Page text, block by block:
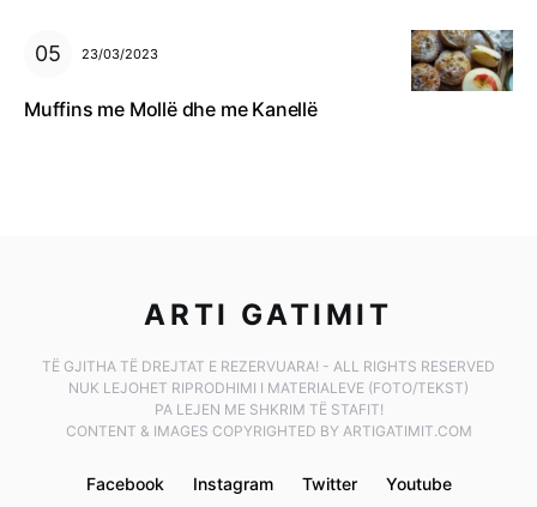
23/03/2023
Muffins me Mollë dhe me Kanellë
ARTI GATIMIT
TË GJITHA TË DREJTAT E REZERVUARA! - ALL RIGHTS RESERVED
NUK LEJOHET RIPRODHIMI I MATERIALEVE (FOTO/TEKST)
PA LEJEN ME SHKRIM TË STAFIT!
CONTENT & IMAGES COPYRIGHTED BY ARTIGATIMIT.COM
Facebook Instagram Twitter Youtube